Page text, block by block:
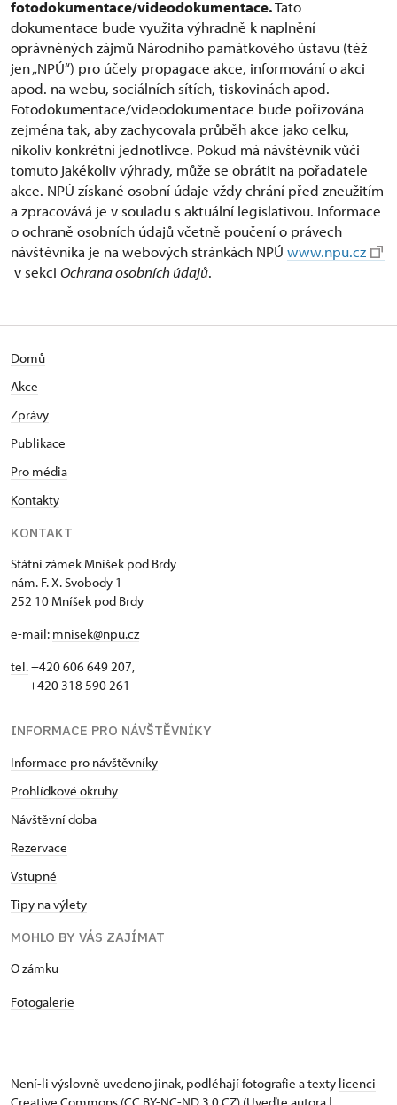
fotodokumentace/videodokumentace.Tato
dokumentace bude využita výhradně k naplnění
oprávněných zájmů Národního památkového ústavu (též
jen „NPÚ“) pro účely propagace akce, informování o akci
apod. na webu, sociálních sítích, tiskovinách apod.
Fotodokumentace/videodokumentace bude pořizována
zejména tak, aby zachycovala průběh akce jako celku,
nikoliv konkrétní jednotlivce. Pokud má návštěvník vůči
tomuto jakékoliv výhrady, může se obrátit na pořadatele
akce. NPÚ získané osobní údaje vždy chrání před zneužitím
a zpracovává je v souladu s aktuální legislativou. Informace
o ochraně osobních údajů včetně poučení o právech
návštěvníka je na webových stránkách NPÚ www.npu.cz
v sekci Ochrana osobních údajů.
Domů
Akce
Zprávy
Publikace
Pro média
Kontakty
KONTAKT
Státní zámek Mníšek pod Brdy
nám. F. X. Svobody 1
252 10 Mníšek pod Brdy
e-mail: mnisek@npu.cz
tel.+420 606 649 207,
+420 318 590 261
INFORMACE PRO NÁVŠTĚVNÍKY
Informace pro návštěvníky
Prohlídkové okruhy
Návštěvní doba
Rezervace
Vstupné
Tipy na výlety
MOHLO BY VÁS ZAJÍMAT
O zámku
Fotogalerie
Není-li výslovně uvedeno jinak, podléhají fotografie a texty licenci